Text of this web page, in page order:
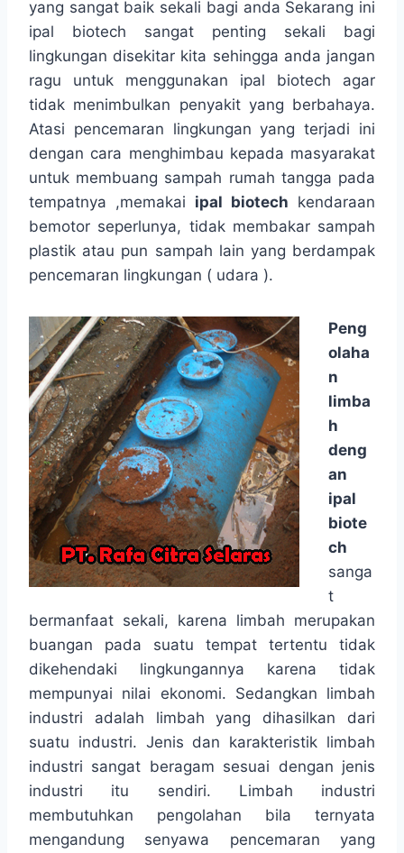
yang sangat baik sekali bagi anda Sekarang ini
ipal biotech sangat penting sekali bagi
lingkungan disekitar kita sehingga anda jangan
ragu untuk menggunakan ipal biotech agar
tidak menimbulkan penyakit yang berbahaya.
Atasi pencemaran lingkungan yang terjadi ini
dengan cara menghimbau kepada masyarakat
untuk membuang sampah rumah tangga pada
tempatnya ,memakai ipal biotech kendaraan
bemotor seperlunya, tidak membakar sampah
plastik atau pun sampah lain yang berdampak
pencemaran lingkungan ( udara ).
Peng
olaha
n
limba
h
deng
an
ipal
biote
ch
sanga
t
bermanfaat sekali, karena limbah merupakan
buangan pada suatu tempat tertentu tidak
dikehendaki lingkungannya karena tidak
mempunyai nilai ekonomi. Sedangkan limbah
industri adalah limbah yang dihasilkan dari
suatu industri. Jenis dan karakteristik limbah
industri sangat beragam sesuai dengan jenis
industri itu sendiri. Limbah industri
membutuhkan pengolahan bila ternyata
mengandung senyawa pencemaran yang